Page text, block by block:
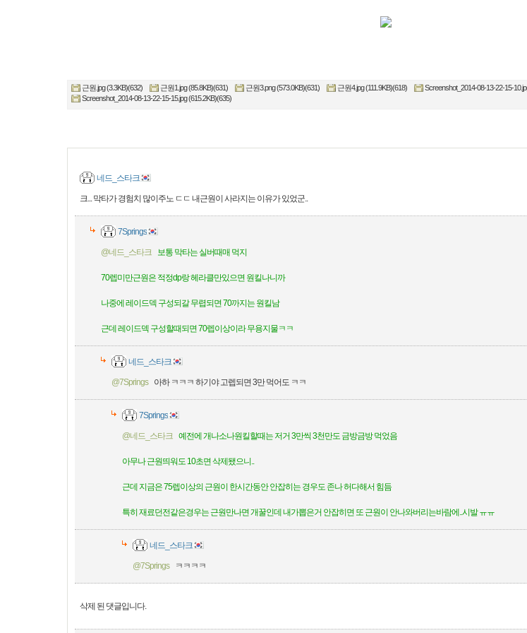
근원.jpg (3.3KB)(632) 근원1.jpg (85.8KB)(631) 근원3.png (573.0KB)(631) 근원4.jpg (111.9KB)(618)
Screenshot_2014-08-13-22-15-
Screenshot_2014-08-13-22-15-15.jpg (615.2KB)(635)
네드_스타크
크... 막타가 경험치 많이주노 ㄷㄷ 내근원이 사라지는 이유가 있었군..
7Springs
@네드_스타크 보통 막타는 실버때매 먹지
70렙미만근원은 적정dp랑 헤라클만있으면 원킬나니까
나중에 레이드덱 구성되갈 무렵되면 70까지는 원킬남
근데 레이드덱 구성할때되면 70렙이상이라 무용지물ㅋㅋ
네드_스타크
@7Springs 아하 ㅋㅋㅋ 하기야 고렙되면 3만 먹어도 ㅋㅋ
7Springs
@네드_스타크 예전에 개나소나원킬할때는 저거 3만씩 3천만도 금방금방 먹었음
아무나 근원띄워도 10초면 삭제됐으니..
근데 지금은 75렙이상의 근원이 한시간동안 안잡히는 경우도 존나 허다해서 힘듬
특히 재료던전같은경우는 근원만나면 개꿀인데 내가뽑은거 안잡히면 또 근원이 안나와버리는바람에..시발 ㅠㅠ
네드_스타크
@7Springs ㅋㅋㅋㅋ
삭제 된 댓글입니다.